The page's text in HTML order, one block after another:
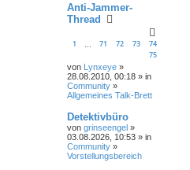
Anti-Jammer-
Thread
1 71 72 73
74
75
von Lynxeye »
28.08.2010, 00:18 » in
Community »
Allgemeines Talk-Brett
Detektivbüro
von grinseengel »
03.08.2026, 10:53 » in
Community »
Vorstellungsbereich